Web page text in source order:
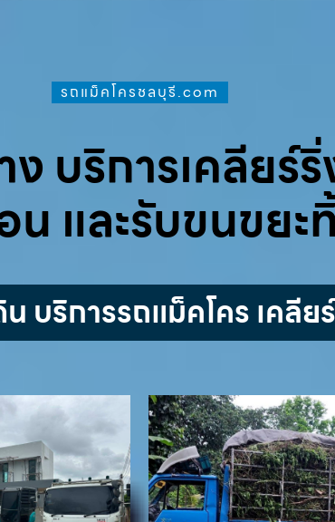
รถแม็คโครชลบุรี.com
บริการเคลียร์
น และรับขนขยะ
บริการรถแม็คโคร เคลีย